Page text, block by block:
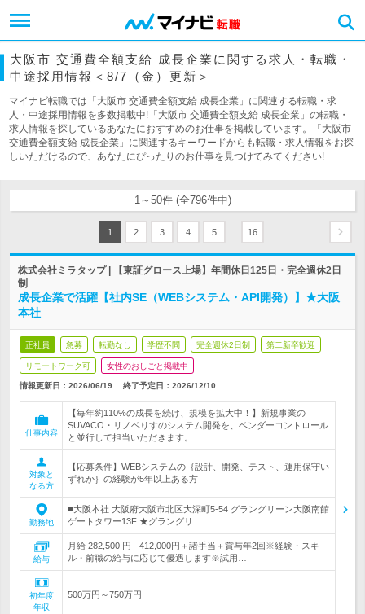
大阪市 交通費全額支給 成長企業に関する求人・転職・
中途採用情報＜8/7（金）更新＞
マイナビ転職では「大阪市 交通費全額支給 成長企業」に関連する転職・求
人・中途採用情報を多数掲載中!「大阪市 交通費全額支給 成長企業」の転職・
求人情報を探しているあなたにおすすめのお仕事を掲載しています。「大阪市
交通費全額支給 成長企業」に関連するキーワードからも転職・求人情報をお探
しいただけるので、あなたにぴったりのお仕事を見つけてみてください!
1～50件 (全796件中)
1 2 3 4 5 16
株式会社ミラタップ | 【東証グロース上場】年間休日125日・完全週休2日
制
成長企業で活躍【社内SE（WEBシステム・API開発）】★大阪
本社
正社員 急募 転勤なし 学歴不問 完全週休2日制 第二新卒歓迎
リモートワーク可 女性のおしごと掲載中
情報更新日：2026/06/19 終了予定日： 2026/12/10
仕事内容
【毎年約110%の成長を続け、規模を拡大中！】新規事業の
SUVACO・リノベりすのシステム開発を、ベンダーコントロール
と並行して担当いただきます。
対象と
なる方
【応募条件】WEBシステムの｛設計、開発、テスト、運用保守い
ずれか｝の経験が5年以上ある方
勤務地
■大阪本社 大阪府大阪市北区大深町5-54 グラングリーン大阪南館
ゲートタワー13F ★グラングリ…
給与
月給 282,500 円 - 412,000円＋諸手当＋賞与年2回※経験・スキ
ル・前職の給与に応じて優遇します※試用…
初年度
年収
500万円～750万円